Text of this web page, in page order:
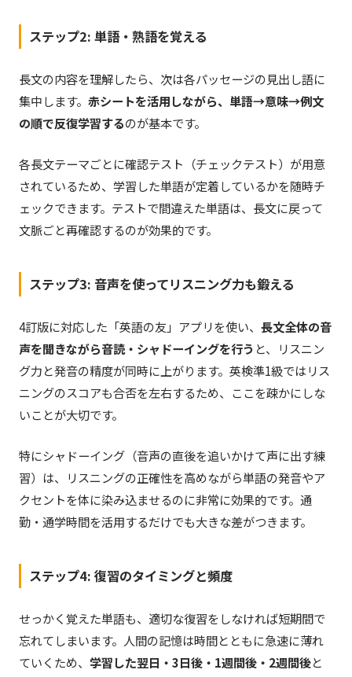
ステップ2: 単語・熟語を覚える
長文の内容を理解したら、次は各パッセージの見出し語に
集中します。 赤シートを活用しながら、単語→意味→例文
の順で反復学習するのが基本です。
各長文テーマごとに確認テスト（チェックテスト）が用意
されているため、学習した単語が定着しているかを随時チ
ェックできます。テストで間違えた単語は、長文に戻って
文脈ごと再確認するのが効果的です。
ステップ3: 音声を使ってリスニング力も鍛える
4訂版に対応した「英語の友」アプリを使い、 長文全体の音
声を聞きながら音読・シャドーイングを行う と、リスニン
グ力と発音の精度が同時に上がります。英検準1級ではリス
ニングのスコアも合否を左右するため、ここを疎かにしな
いことが大切です。
特にシャドーイング（音声の直後を追いかけて声に出す練
習）は、リスニングの正確性を高めながら単語の発音やア
クセントを体に染み込ませるのに非常に効果的です。通
勤・通学時間を活用するだけでも大きな差がつきます。
ステップ4: 復習のタイミングと頻度
せっかく覚えた単語も、適切な復習をしなければ短期間で
忘れてしまいます。人間の記憶は時間とともに急速に薄れ
ていくため、 学習した翌日・3日後・1週間後・2週間後と